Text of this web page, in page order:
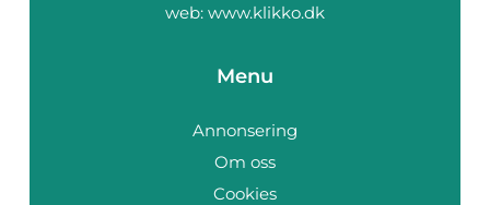
web: www.klikko.dk
Menu
Annonsering
Om oss
Cookies